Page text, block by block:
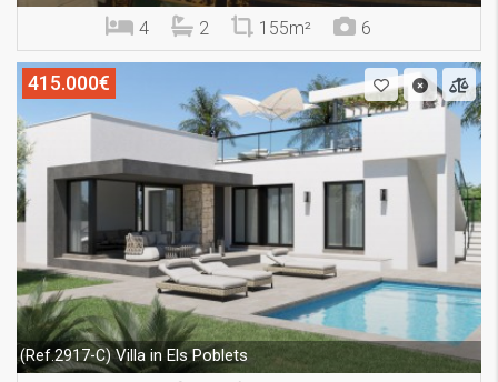
4 2 155m² 6
415.000€
(Ref.2917-C)Villa in Els Poblets